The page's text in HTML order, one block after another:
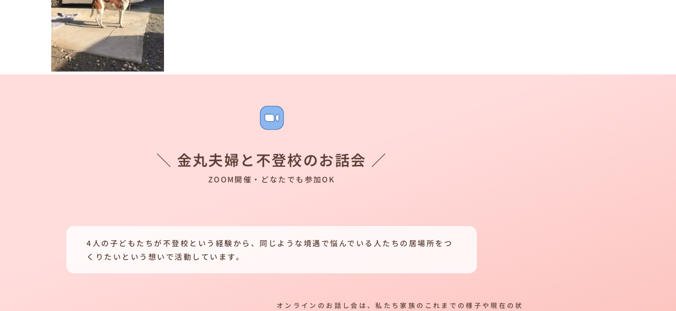
＼ 金丸夫婦と不登校のお話会 ／
ZOOM開催・どなたでも参加OK
4人の子どもたちが不登校という経験から、同じような境遇で悩んでいる人たちの居場所をつ
くりたいという想いで活動しています。
オンラインのお話し会は、私たち家族のこれまでの様子や現在の状